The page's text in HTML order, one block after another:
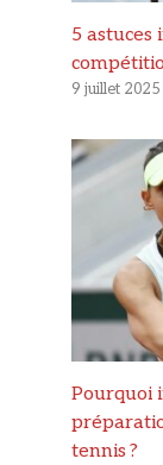
5
9 juillet 2025
Pourquoi
tennis ?